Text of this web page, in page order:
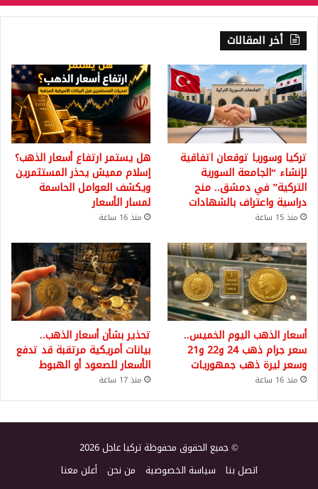
أخر المقالات
تركيا وسوريا توقعان اتفاقية
لإنشاء “الجامعة السورية
التركية” في دمشق.. منح
دراسية واعتراف بالشهادات
منذ 15 ساعة
هل يستمر ارتفاع أسعار الذهب؟
إسلام مميش يحذر المستثمرين
ويكشف العوامل الحاسمة
لمسار الأسعار
منذ 16 ساعة
أسعار الذهب اليوم الخميس..
سعر جرام ذهب 24 و22 و21
وسعر ليرة ذهب جمهوريات
منذ 16 ساعة
تحذير بشأن أسعار الذهب..
بيانات أمريكية مرتقبة قد تدفع
الأسعار للصعود أو الهبوط
منذ 17 ساعة
© جميع الحقوق محفوظة تركيا عاجل 2026
اتصل بنا سياسة الخصوصية من نحن أعلن معنا